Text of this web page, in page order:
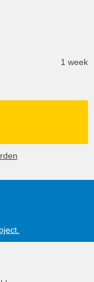
1 week